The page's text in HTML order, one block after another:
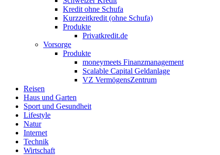
Kredit ohne Schufa
Kurzzeitkredit (ohne Schufa)
Produkte
Privatkredit.de
Vorsorge
Produkte
moneymeets Finanzmanagement
Scalable Capital Geldanlage
VZ VermögensZentrum
Reisen
Haus und Garten
Sport und Gesundheit
Lifestyle
Natur
Internet
Technik
Wirtschaft